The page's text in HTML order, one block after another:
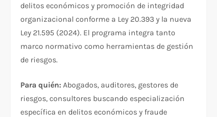
delitos económicos y promoción de integridad
organizacional conforme a Ley 20.393 y la nueva
Ley 21.595 (2024). El programa integra tanto
marco normativo como herramientas de gestión
de riesgos.​
Para quién: Abogados, auditores, gestores de
riesgos, consultores buscando especialización
específica en delitos económicos y fraude